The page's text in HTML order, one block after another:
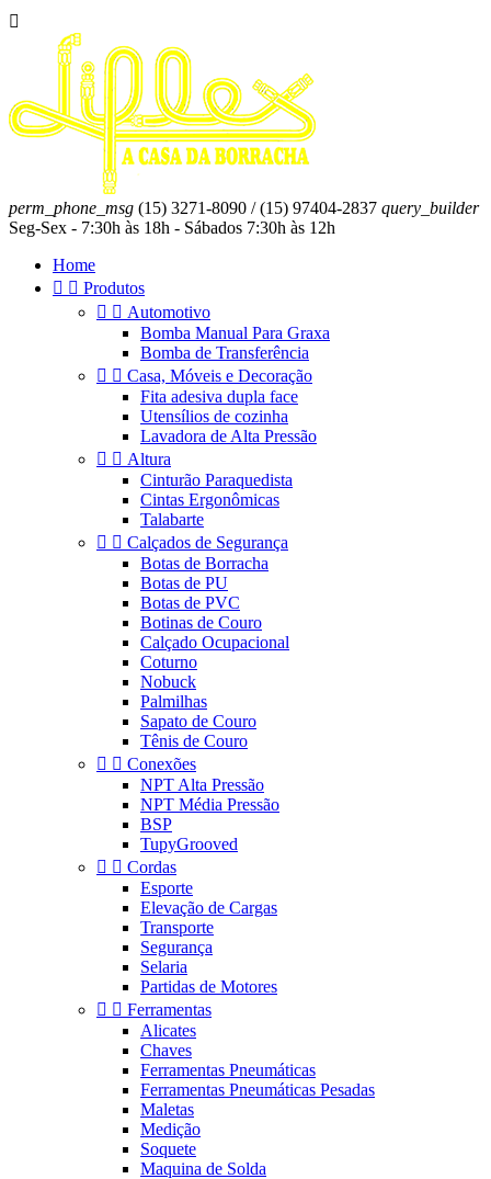

perm_phone_msg (15) 3271-8090 / (15) 97404-2837 query_builder
Seg-Sex - 7:30h às 18h - Sábados 7:30h às 12h
Home
  Produtos
  Automotivo
Bomba Manual Para Graxa
Bomba de Transferência
  Casa, Móveis e Decoração
Fita adesiva dupla face
Utensílios de cozinha
Lavadora de Alta Pressão
  Altura
Cinturão Paraquedista
Cintas Ergonômicas
Talabarte
  Calçados de Segurança
Botas de Borracha
Botas de PU
Botas de PVC
Botinas de Couro
Calçado Ocupacional
Coturno
Nobuck
Palmilhas
Sapato de Couro
Tênis de Couro
  Conexões
NPT Alta Pressão
NPT Média Pressão
BSP
TupyGrooved
  Cordas
Esporte
Elevação de Cargas
Transporte
Segurança
Selaria
Partidas de Motores
  Ferramentas
Alicates
Chaves
Ferramentas Pneumáticas
Ferramentas Pneumáticas Pesadas
Maletas
Medição
Soquete
Maquina de Solda